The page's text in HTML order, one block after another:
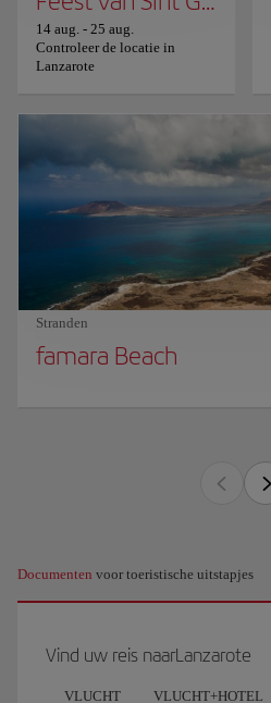
14 aug. - 25 aug.
Controleer de locatie in
Lanzarote
Stranden
famara Beach
Documenten voor toeristische uitstapjes
Vind uw reis naarLanzarote
VLUCHT VLUCHT+HOTEL